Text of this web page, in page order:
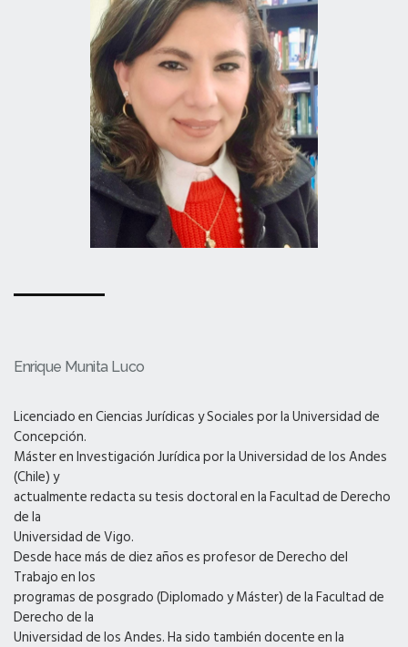
Enrique Munita Luco
Licenciado en Ciencias Jurídicas y Sociales por la Universidad de
Concepción.
Máster en Investigación Jurídica por la Universidad de los Andes
(Chile) y
actualmente redacta su tesis doctoral en la Facultad de Derecho
de la
Universidad de Vigo.
Desde hace más de diez años es profesor de Derecho del
Trabajo en los
programas de posgrado (Diplomado y Máster) de la Facultad de
Derecho de la
Universidad de los Andes. Ha sido también docente en la